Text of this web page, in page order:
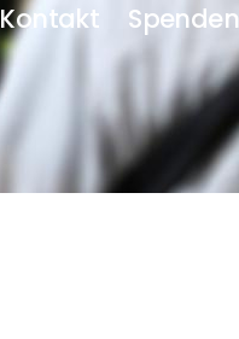
Kontakt Spenden